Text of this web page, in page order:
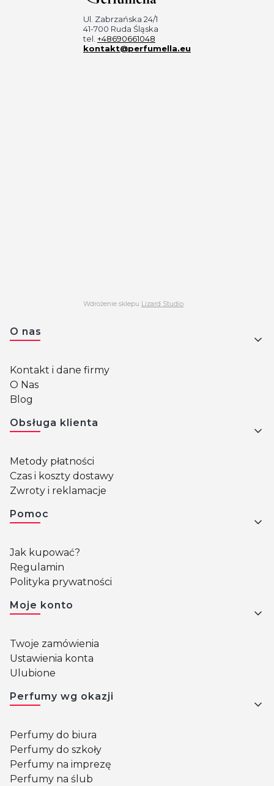
Ul. Zabrzańska 24/1
41-700 Ruda Śląska
tel. +48690661048
kontakt@perfumella.eu
Wdrożenie sklepu Lizard Studio
Linki w stopce
O nas
Kontakt i dane firmy
O Nas
Blog
Obsługa klienta
Metody płatności
Czas i koszty dostawy
Zwroty i reklamacje
Pomoc
Jak kupować?
Regulamin
Polityka prywatności
Moje konto
Twoje zamówienia
Ustawienia konta
Ulubione
Perfumy wg okazji
Perfumy do biura
Perfumy do szkoły
Perfumy na imprezę
Perfumy na ślub